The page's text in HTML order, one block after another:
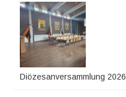
Diözesanversammlung 2026